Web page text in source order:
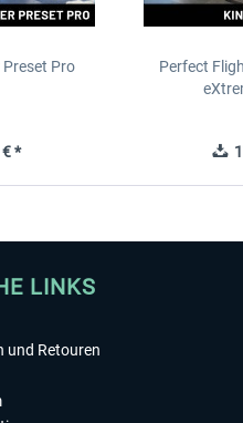
Preset Pro
*
Perfect
LINKS
und Retouren